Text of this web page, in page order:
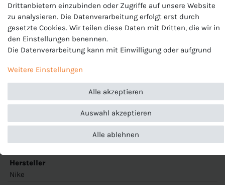
Modell: Park III Short
Artikelnummer: BV6855
Passform:Slim fit, elastischer Taillenbund mit Kordelzug.
Temperaturregulierung:
angenehmen und trockenen Tragekomfort
100% Polyester
Hersteller
Nike
Drittanbietern einzubinden oder Zugriffe auf unsere Website
zu analysieren. Die Datenverarbeitung erfolgt erst durch
gesetzte Cookies. Wir teilen diese Daten mit Dritten, die wir in
den Einstellungen benennen.
Die Datenverarbeitung kann mit Einwilligung oder aufgrund
erteilt oder abgelehnt werden. Es besteht das Recht, nicht
einzuwilligen und die Einwilligung zu einem späteren
Zeitpunkt zu ändern oder zu widerrufen. Beachten Sie unser
Impressumund weitere Hinweise zur Verwendung
personenbezogener Daten in unsererDaten­schutz­erklärung
Weitere Einstellungen
Alle akzeptieren
Alle ablehnen
Auswahl akzeptieren